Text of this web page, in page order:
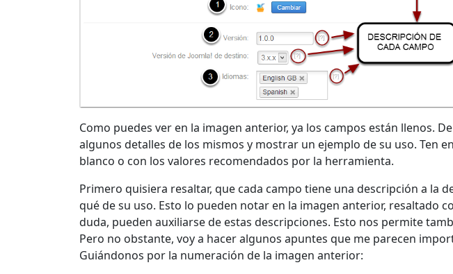
Como puedes ver en la imagen anterior, ya los campos están llenos.
algunos detalles de los mismos y mostrar un ejemplo de su uso. Ten
blanco o con los valores recomendados por la herramienta.
Primero quisiera resaltar, que cada campo tiene una descripción a la
qué de su uso. Esto lo pueden notar en la imagen anterior, resaltado
duda, pueden auxiliarse de estas descripciones. Esto nos permite
Pero no obstante, voy a hacer algunos apuntes que me parecen
Guiándonos por la numeración de la imagen anterior: